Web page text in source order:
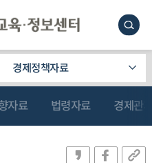
경제정책자료
자료 법령자료 경제관